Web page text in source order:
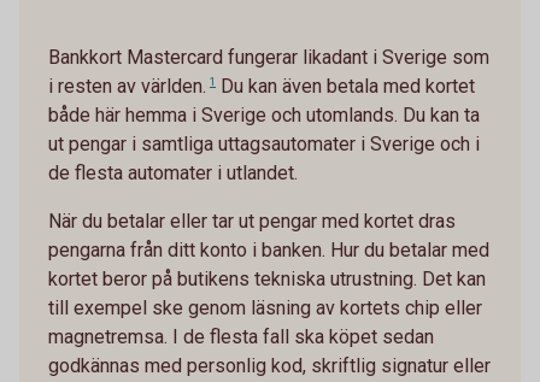
Bankkort Mastercard fungerar likadant i Sverige som
i resten av världen. 1
Du kan även betala med kortet
både här hemma i Sverige och utomlands. Du kan ta
ut pengar i samtliga uttagsautomater i Sverige och i
de flesta automater i utlandet.
När du betalar eller tar ut pengar med kortet dras
pengarna från ditt konto i banken. Hur du betalar med
kortet beror på butikens tekniska utrustning. Det kan
till exempel ske genom läsning av kortets chip eller
magnetremsa. I de flesta fall ska köpet sedan
godkännas med personlig kod, skriftlig signatur eller